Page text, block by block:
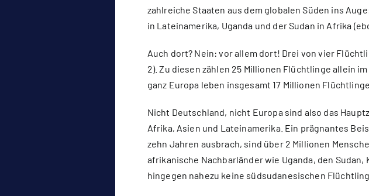
zahlreiche Staaten aus dem globalen Süden ins
in Lateinamerika, Uganda und der Sudan in Afrika
Auch dort? Nein: vor allem dort! Drei von vier
2). Zu diesen zählen 25 Millionen Flüchtlinge allein
ganz Europa leben insgesamt 17 Millionen
Nicht Deutschland, nicht Europa sind also das
Afrika, Asien und Lateinamerika. Ein prägnantes
zehn Jahren ausbrach, sind über 2 Millionen
afrikanische Nachbarländer wie Uganda, den Sudan,
hingegen nahezu keine südsudanesischen